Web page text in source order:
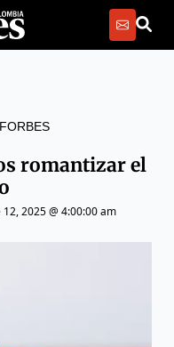
romantizar el
2025 @ 4:00:00 am